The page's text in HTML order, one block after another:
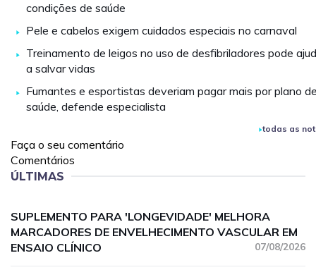
condições de saúde
Pele e cabelos exigem cuidados especiais no carnaval
Treinamento de leigos no uso de desfibriladores pode
a salvar vidas
Fumantes e esportistas deveriam pagar mais por plano
saúde, defende especialista
todas as
Faça o seu comentário
Comentários
ÚLTIMAS
SUPLEMENTO PARA 'LONGEVIDADE' MELHORA
MARCADORES DE ENVELHECIMENTO VASCULAR EM
ENSAIO CLÍNICO
07/08/2026